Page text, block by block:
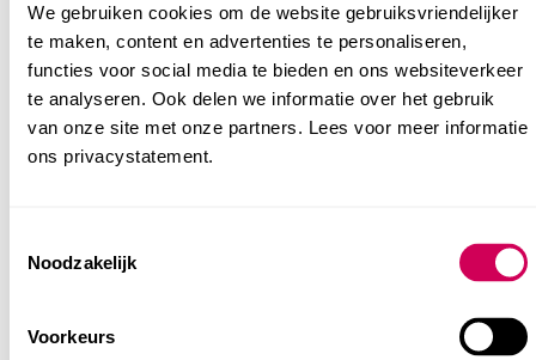
We gebruiken cookies om de website gebruiksvriendelijker
te maken, content en advertenties te personaliseren,
functies voor social media te bieden en ons websiteverkeer
te analyseren. Ook delen we informatie over het gebruik
van onze site met onze partners. Lees voor meer informatie
ons privacystatement.
Selection
Noodzakelijk
Voorkeurs
Laakkwartier en Spoorwijk